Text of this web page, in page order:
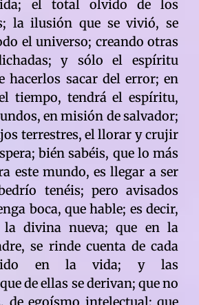
el total olvido de los
la ilusión que se vivió, se
el universo; creando otras
y sólo el espíritu
hacerlos sacar del error; en
tiempo, tendrá el espíritu,
en misión de salvador;
terrestres, el llorar y crujir
bién sabéis, que lo más
este mundo, es llegar a ser
tenéis; pero avisados
boca, que hable; es decir,
la divina nueva; que en la
se rinde cuenta de cada
en la vida; y las
de ellas se derivan; que no
de egoísmo intelectual; que